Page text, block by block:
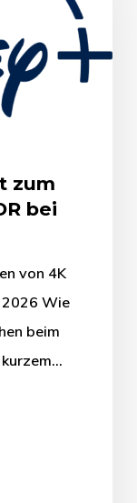
zum
bei
von 4K
2026 Wie
beim